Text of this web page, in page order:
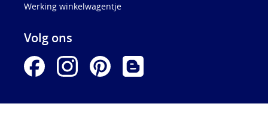
Werking winkelwagentje
Volg ons